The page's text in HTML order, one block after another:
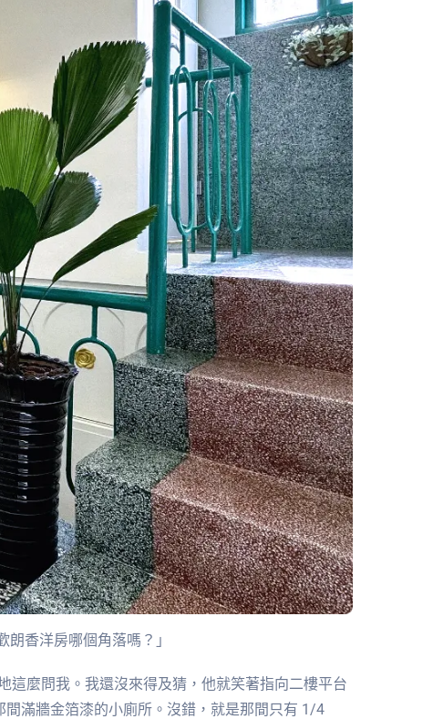
朗香洋房哪個角落嗎？」
這麼問我。我還沒來得及猜，他就笑著指向二樓平台
滿牆金箔漆的小廁所。沒錯，就是那間只有 1/4